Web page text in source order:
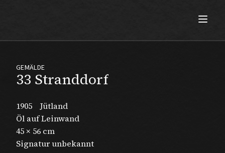
33 Stranddorf
GEMÄLDE
1905
Jütland
Öl auf Leinwand
45 × 56 cm
Signatur unbekannt